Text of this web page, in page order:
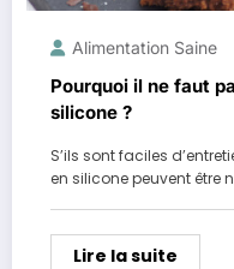
Alimentation Saine
Pourquoi il ne faut
silicone ?
S’ils sont faciles
en silicone peuvent être
Lire la suite